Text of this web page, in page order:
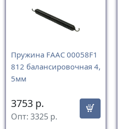
Пружина FAAC 00058F1
812 балансировочная 4,
5мм
3753 р.
Опт: 3325 р.